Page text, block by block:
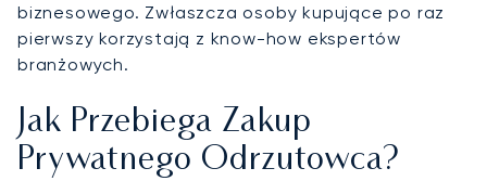
biznesowego. Zwłaszcza osoby kupujące po raz
pierwszy korzystają z know-how ekspertów
branżowych.
Jak Przebiega Zakup
Prywatnego Odrzutowca?